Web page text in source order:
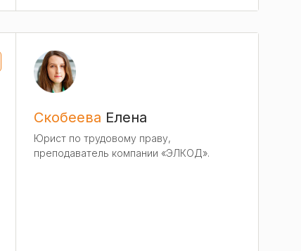
Скобеева Елена
Юрист по трудовому праву,
преподаватель компании «ЭЛКОД».